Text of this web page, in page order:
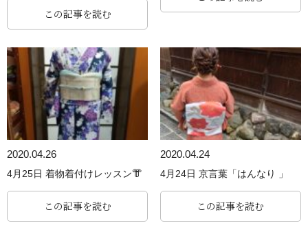
この記事を読む
2020.04.26
4月25日 着物着付けレッスン👘
この記事を読む
2020.04.24
4月24日 京言葉「はんなり 」
この記事を読む